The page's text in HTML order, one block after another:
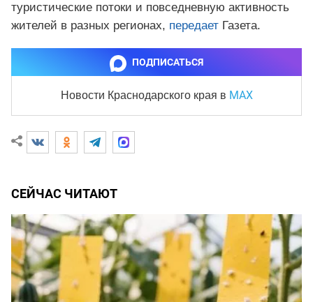
туристические потоки и повседневную активность
жителей в разных регионах, передает Газета.
ПОДПИСАТЬСЯ
Новости Краснодарского края в MAX
СЕЙЧАС ЧИТАЮТ